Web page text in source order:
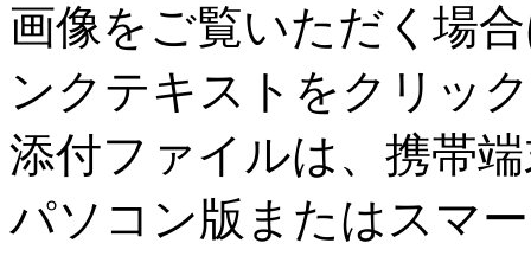
画像をご覧いただく場
ンクテキストをクリッ
添付ファイルは、携帯
パソコン版またはスマ